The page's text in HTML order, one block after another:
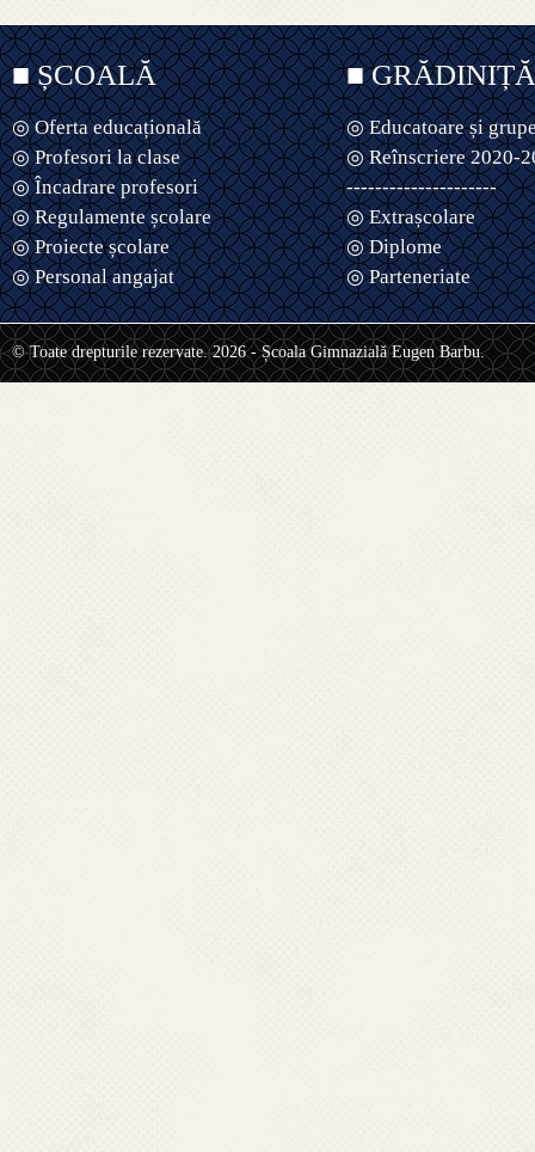
■ ȘCOALĂ
◎ Oferta educațională
◎ Profesori la clase
◎ Încadrare profesori
◎ Regulamente școlare
◎ Proiecte școlare
◎ Personal angajat
■ GRĂDINIȚĂ
◎ Educatoare și
◎ Reînscriere 2020-
---------------------
◎ Extrașcolare
◎ Diplome
◎ Parteneriate
© Toate drepturile rezervate. 2026 - Școala Gimnazială Eugen Barbu.